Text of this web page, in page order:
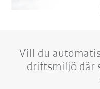
Vill du
driftsmiljö där